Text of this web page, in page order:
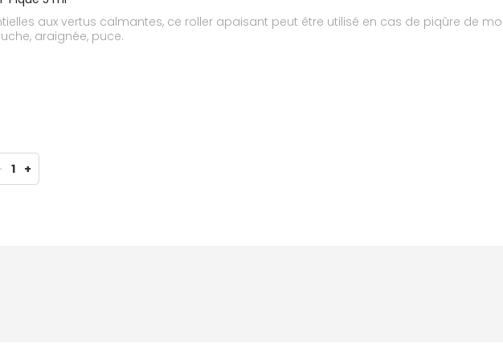
aux vertus calmantes, ce roller apaisant peut être utilisé en cas de piqûre de
araignée, puce.
1 +